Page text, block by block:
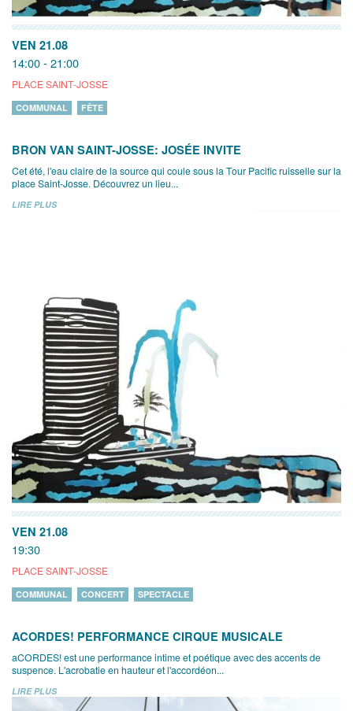
VEN 21.08
14:00 - 21:00
PLACE SAINT-JOSSE
COMMUNAL FÊTE
BRON VAN SAINT-JOSSE: JOSÉE INVITE
Cet été, l'eau claire de la source qui coule sous la Tour Pacific ruisselle sur la
place Saint-Josse. Découvrez un lieu...
LIRE PLUS
VEN 21.08
19:30
PLACE SAINT-JOSSE
COMMUNAL CONCERT SPECTACLE
ACORDES! PERFORMANCE CIRQUE MUSICALE
aCORDES! est une performance intime et poétique avec des accents de
suspence. L'acrobatie en hauteur et l'accordéon...
LIRE PLUS